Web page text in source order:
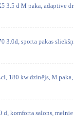
3.5 d M paka, adaptive
3.0d, sporta pakas
180 kw dzinējs, M
d, komforta salons,